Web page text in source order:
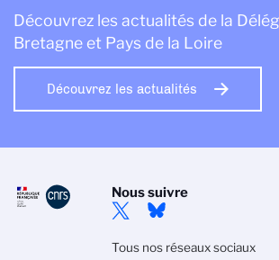
Découvrez les actualités de la
Bretagne et Pays de la Loire
Découvrez les actualités
Nous suivre
Tous nos réseaux sociaux